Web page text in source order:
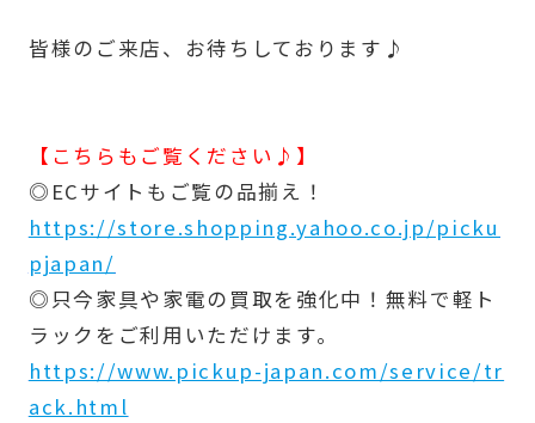
皆様のご来店、お待ちしております♪
【こちらもご覧ください♪】
◎ECサイトもご覧の品揃え！
https://store.shopping.yahoo.co.jp/picku
pjapan/
◎只今家具や家電の買取を強化中！無料で軽ト
ラックをご利用いただけます。
https://www.pickup-japan.com/service/tr
ack.html